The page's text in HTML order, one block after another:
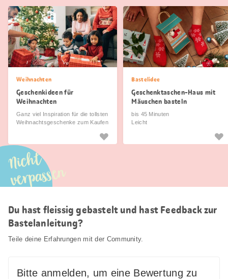
Weihnachten
Geschenkideen für
Weihnachten
Ganz viel Inspiration für die tollsten
Weihnachtsgeschenke zum Kaufen
Bastelidee
Geschenktaschen-Haus mit
Mäuschen basteln
bis 45 Minuten
Leicht
Nicht
verpassen
Du hast fleissig gebastelt und hast Feedback zur
Bastelanleitung?
Teile deine Erfahrungen mit der Community.
Bitte anmelden, um eine Bewertung zu